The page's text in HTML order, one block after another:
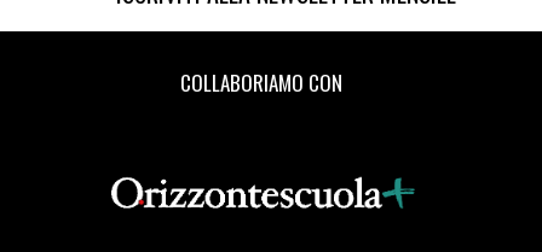
COLLABORIAMO CON